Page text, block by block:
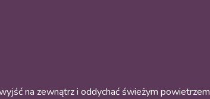
na zewnątrz i oddychać świeżym